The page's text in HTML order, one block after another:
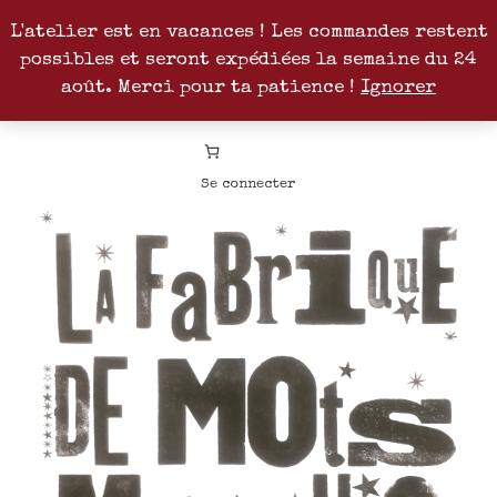
L'atelier est en vacances ! Les commandes restent
possibles et seront expédiées la semaine du 24
août. Merci pour ta patience ! Ignorer
InstagramPinterest Patreon
Se connecter